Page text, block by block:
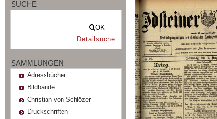
SUCHE
OK
Detailsuche
SAMMLUNGEN
Adressbücher
Bildbände
Christian von Schlözer
Druckschriften